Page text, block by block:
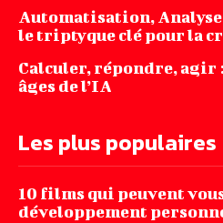
Automatisation,
le triptyque clé pour la
Calculer, répondre, agir
âges de l’IA
Les plus populaires
10 films qui peuvent
développement